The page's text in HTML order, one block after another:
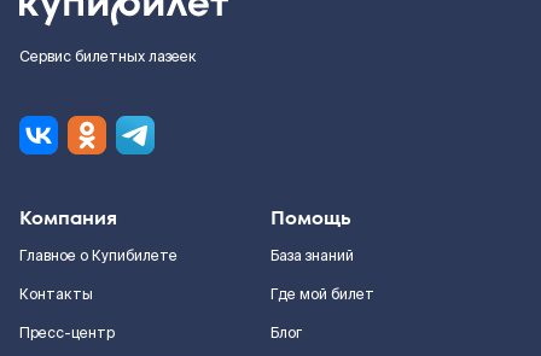
Сервис билетных лазеек
Компания
Главное о Купибилете
Контакты
Пресс-центр
Помощь
База знаний
Где мой билет
Блог